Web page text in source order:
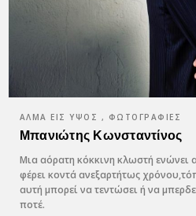
ΆΛΜΑ ΕΙΣ ΎΨΟΣ , ΦΩΤΟΓΡΑΦΊΕΣ
Μπανιώτης Κωνσταντίνος
Μια αόρατη κόκκινη κλωστή ενώνει
φέρει κοντά ανεξαρτήτως
αυτή μπορεί να τεντώσει ή να
ποτέ.